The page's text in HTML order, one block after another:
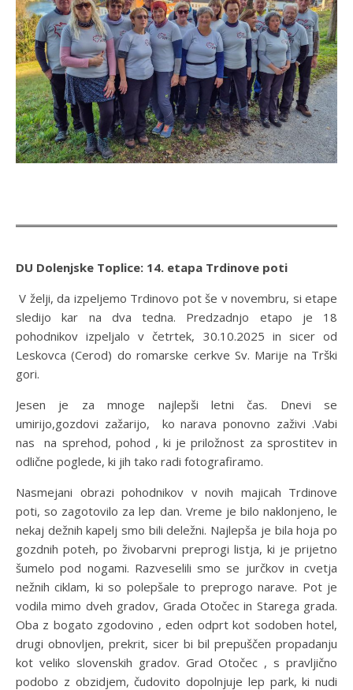
DU Dolenjske Toplice: 14. etapa Trdinove poti
V želji, da izpeljemo Trdinovo pot še v novembru, si etape
sledijo kar na dva tedna. Predzadnjo etapo je 18
pohodnikov izpeljalo v četrtek, 30.10.2025 in sicer od
Leskovca (Cerod) do romarske cerkve Sv. Marije na Trški
gori.
Jesen je za mnoge najlepši letni čas. Dnevi se
umirijo,gozdovi zažarijo, ko narava ponovno zaživi .Vabi
nas na sprehod, pohod , ki je priložnost za sprostitev in
odlične poglede, ki jih tako radi fotografiramo.
Nasmejani obrazi pohodnikov v novih majicah Trdinove
poti, so zagotovilo za lep dan. Vreme je bilo naklonjeno, le
nekaj dežnih kapelj smo bili deležni. Najlepša je bila hoja po
gozdnih poteh, po živobarvni preprogi listja, ki je prijetno
šumelo pod nogami. Razveselili smo se jurčkov in cvetja
nežnih ciklam, ki so polepšale to preprogo narave. Pot je
vodila mimo dveh gradov, Grada Otočec in Starega grada.
Oba z bogato zgodovino , eden odprt kot sodoben hotel,
drugi obnovljen, prekrit, sicer bi bil prepuščen propadanju
kot veliko slovenskih gradov. Grad Otočec , s pravljično
podobo z obzidjem, čudovito dopolnjuje lep park, ki nudi